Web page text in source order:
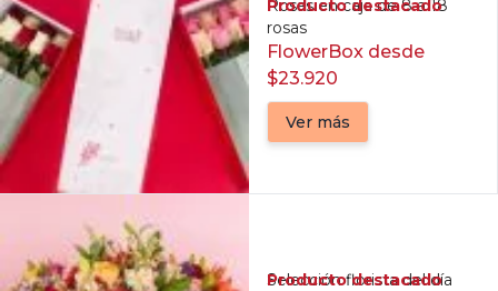
Producto destacado
Rosas en caja de 8 a 18
rosas
FlowerBox desde
$23.920
Ver más
Producto destacado
Selección florista del día